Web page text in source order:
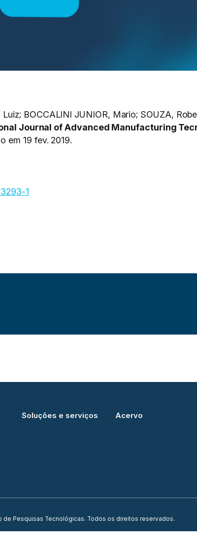
BOCCALINI JUNIOR, Mario; SOUZA,
Journal of Advanced Manufacturing
em 19 fev. 2019.
1
Soluções e serviços Acervo
de Pesquisas Tecnológicas. Todos os direitos reservados.